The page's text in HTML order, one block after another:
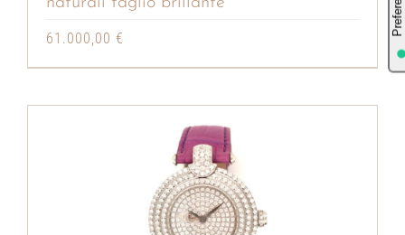
61.000,00 €